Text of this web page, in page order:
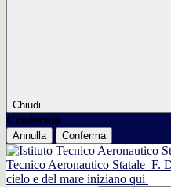
Chiudi
Conferma
Annulla Conferma
Tecnico Aeronautico Statale F.
cielo e del mare iniziano qui